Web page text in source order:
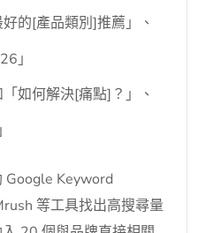
的[產品類別]推薦」、
」
如何解決[痛點]？」、
Google Keyword
等工具找出高搜尋量